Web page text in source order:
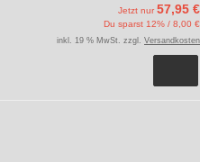
Jetzt nur 57,95 €
Du sparst 12% / 8,00 €
inkl. 19 % MwSt. zzgl. Versandkosten